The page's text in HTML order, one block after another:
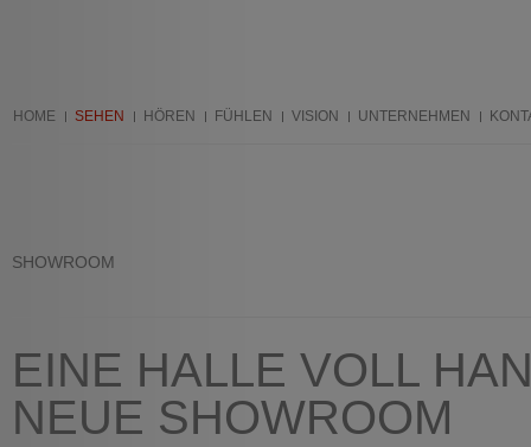
HOME SEHEN HÖREN FÜHLEN VISION UNTERNEHMEN
SHOWROOM
EINE HALLE VOLL
NEUE SHOWROOM